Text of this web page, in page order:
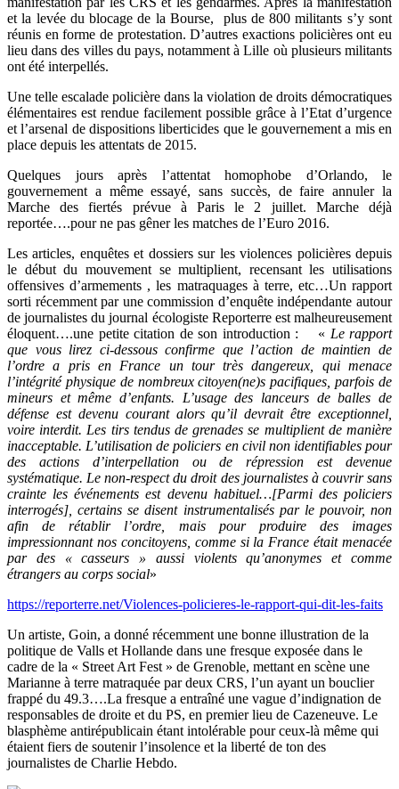
et la levée du blocage de la Bourse, plus de 800 militants s’y sont
réunis en forme de protestation. D’autres exactions policières ont eu
lieu dans des villes du pays, notamment à Lille où plusieurs militants
ont été interpellés.
Une telle escalade policière dans la violation de droits démocratiques
élémentaires est rendue facilement possible grâce à l’Etat d’urgence
et l’arsenal de dispositions liberticides que le gouvernement a mis en
place depuis les attentats de 2015.
Quelques jours après l’attentat homophobe d’Orlando, le
gouvernement a même essayé, sans succès, de faire annuler la
Marche des fiertés prévue à Paris le 2 juillet. Marche déjà
reportée….pour ne pas gêner les matches de l’Euro 2016.
Les articles, enquêtes et dossiers sur les violences policières depuis
le début du mouvement se multiplient, recensant les utilisations
offensives d’armements , les matraquages à terre, etc…Un rapport
sorti récemment par une commission d’enquête indépendante autour
de journalistes du journal écologiste Reporterre est malheureusement
éloquent….une petite citation de son introduction : « Le rapport
que vous lirez ci-dessous confirme que l’action de maintien de
l’ordre a pris en France un tour très dangereux, qui menace
l’intégrité physique de nombreux citoyen(ne)s pacifiques, parfois de
mineurs et même d’enfants. L’usage des lanceurs de balles de
défense est devenu courant alors qu’il devrait être exceptionnel,
voire interdit. Les tirs tendus de grenades se multiplient de manière
inacceptable. L’utilisation de policiers en civil non identifiables pour
des actions d’interpellation ou de répression est devenue
systématique. Le non-respect du droit des journalistes à couvrir sans
crainte les événements est devenu habituel…[Parmi des policiers
interrogés],certains se disent instrumentalisés par le pouvoir, non
afin de rétablir l’ordre, mais pour produire des images
impressionnant nos concitoyens, comme si la France était menacée
par des « casseurs » aussi violents qu’anonymes et comme
étrangers au corps social»
https://reporterre.net/Violences-policieres-le-rapport-qui-dit-les-faits
Un artiste, Goin, a donné récemment une bonne illustration de la
politique de Valls et Hollande dans une fresque exposée dans le
cadre de la « Street Art Fest » de Grenoble, mettant en scène une
Marianne à terre matraquée par deux CRS, l’un ayant un bouclier
frappé du 49.3….La fresque a entraîné une vague d’indignation de
responsables de droite et du PS, en premier lieu de Cazeneuve. Le
blasphème antirépublicain étant intolérable pour ceux-là même qui
étaient fiers de soutenir l’insolence et la liberté de ton des
journalistes de Charlie Hebdo.